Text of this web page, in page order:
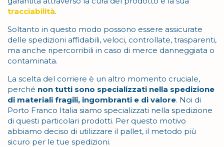
tracciabilità.
Soltanto in questo modo possono essere assicurate
delle spedizioni affidabili, veloci, controllate, trasparenti,
ma anche ripercorribili in caso di merce danneggiata o
contaminata.
La scelta del corriere è un altro momento cruciale,
perché non tutti sono specializzati nella spedizione
di materiali fragili, ingombranti e di valore. Noi di
Porto Franco Italia siamo specializzati nella spedizione
di questi particolari prodotti. Per questo motivo
abbiamo deciso di utilizzare il pallet, il metodo più
sicuro per le tue spedizioni.